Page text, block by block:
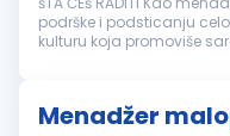
podrške i podsticanju
kulturu koja promoviše
Menadžer